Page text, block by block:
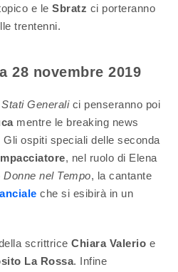
e le Sbratz ci porteranno
trentenni.
28 novembre 2019
Stati Generali ci penseranno poi
mentre le breaking news
Gli ospiti speciali delle seconda
, nel ruolo di Elena
Donne nel Tempo, la cantante
che si esibirà in un
scrittrice Chiara Valerio e
La Rossa. Infine